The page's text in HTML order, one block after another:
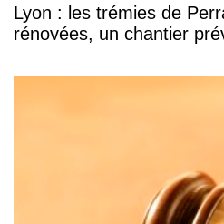
Lyon : les trémies de
rénovées, un chantier